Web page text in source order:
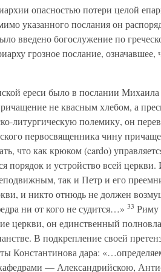
опасностью потери целой
указанного послания он
введено богослужение по
грозное послание,
ереси было в послании Михаила
не квасным хлебом, а
литургическую полемику, он
первосвященника чину
что как крюком (cardo)
порядок и устройство всей
так и Петр и его
и никто отнюдь не должен
ни от кого не судится…» 33
церкви, он единственный
В подкрепление своей
Константинова дара:
— Александрийскою,